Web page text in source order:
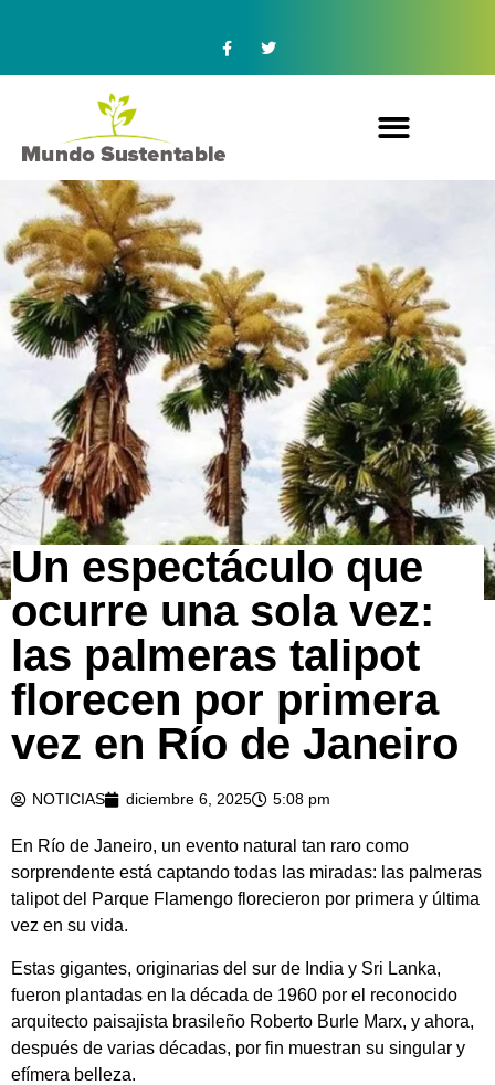
Un espectáculo que
ocurre una sola vez:
las palmeras talipot
florecen por primera
vez en Río de Janeiro
NOTICIAS diciembre 6, 2025 5:08 pm
En Río de Janeiro, un evento natural tan raro como
sorprendente está captando todas las miradas: las palmeras
talipot del Parque Flamengo florecieron por primera y última
vez en su vida.
Estas gigantes, originarias del sur de India y Sri Lanka,
fueron plantadas en la década de 1960 por el reconocido
arquitecto paisajista brasileño Roberto Burle Marx, y ahora,
después de varias décadas, por fin muestran su singular y
efímera belleza.